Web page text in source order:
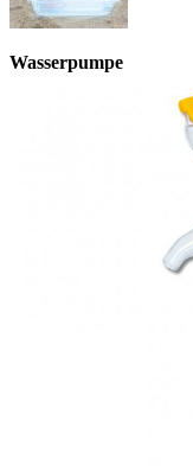
Wasserpumpe